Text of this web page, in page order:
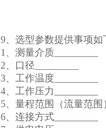
9、选型参数提供事项如
1、测量介质_________
2、口径_________
3、工作温度_________
4、工作压力_________
5、量程范围（流量范围
6、连接方式_________